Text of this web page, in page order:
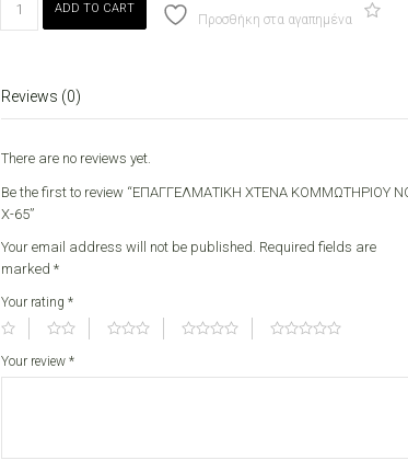
ΧΤΕΝΑ
quantity
ADD TO CART
Προσθήκη στα αγαπημένα
Reviews (0)
There are no reviews yet.
Be the first to review “ΕΠΑΓΓΕΛΜΑΤΙΚΗ ΧΤΕΝΑ ΚΟΜΜΩΤΗΡΙΟΥ
Χ-65”
Your email address will not be published. Required fields are
marked *
Your rating *
Your review *